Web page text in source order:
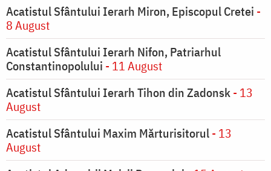
Acatistul Sfântului Ierarh Miron, Episcopul Cretei -
8 August
Acatistul Sfântului Ierarh Nifon, Patriarhul
Constantinopolului - 11 August
Acatistul Sfântului Ierarh Tihon din Zadonsk- 13
August
Acatistul Sfântului Maxim Mărturisitorul- 13
August